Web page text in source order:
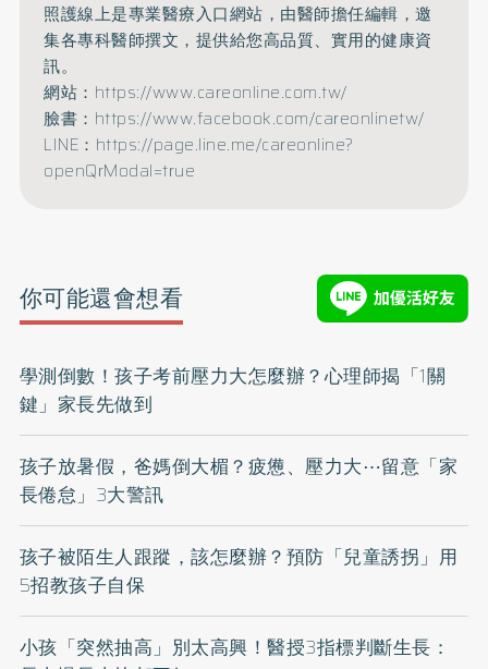
照護線上是專業醫療入口網站，由醫師擔任編輯，邀
集各專科醫師撰文，提供給您高品質、實用的健康資
訊。
網站：https://www.careonline.com.tw/
臉書：https://www.facebook.com/careonlinetw/
LINE：https://page.line.me/careonline?
openQrModal=true
你可能還會想看
學測倒數！孩子考前壓力大怎麼辦？心理師揭「1關
鍵」家長先做到
孩子放暑假，爸媽倒大楣？疲憊、壓力大⋯留意「家
長倦怠」3大警訊
孩子被陌生人跟蹤，該怎麼辦？預防「兒童誘拐」用
5招教孩子自保
小孩「突然抽高」別太高興！醫授3指標判斷生長：